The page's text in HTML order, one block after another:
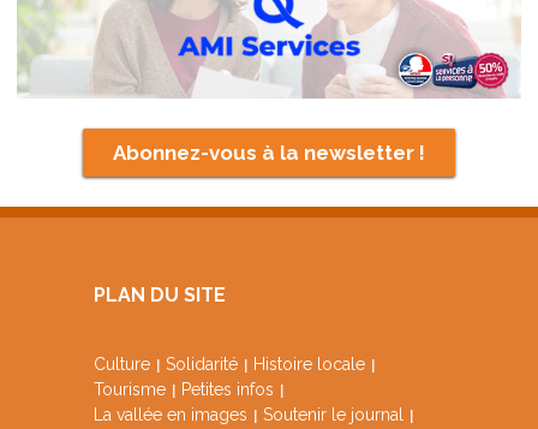
Abonnez-vous à la newsletter !
PLAN DU SITE
Culture Solidarité
Histoire locale
Tourisme
Petites infos
La vallée en images
Soutenir le journal